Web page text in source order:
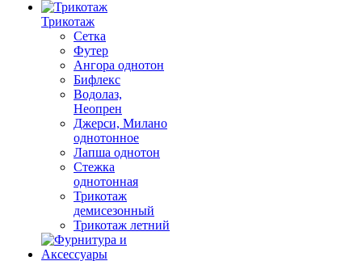
Трикотаж
Сетка
Футер
Ангора однотон
Бифлекс
Водолаз,
Неопрен
Джерси, Милано
однотонное
Лапша однотон
Стежка
однотонная
Трикотаж
демисезонный
Трикотаж летний